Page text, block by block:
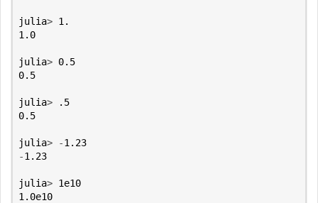
julia> 1.
1.0
julia> 0.5
0.5
julia>
.5
0.5
julia> -1.23
-1.23
julia> 1e10
1.0e10